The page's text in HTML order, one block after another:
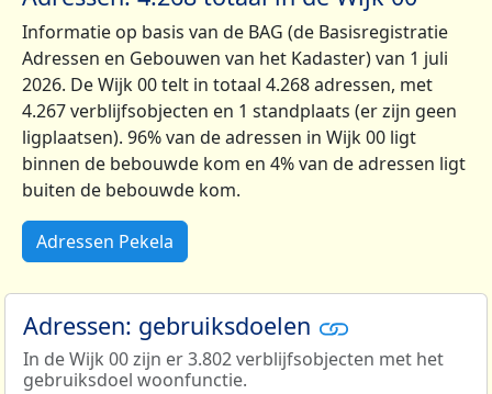
Informatie op basis van de BAG (de Basisregistratie
Adressen en Gebouwen van het Kadaster) van 1 juli
2026. De Wijk 00 telt in totaal 4.268 adressen, met
4.267 verblijfsobjecten en 1 standplaats (er zijn geen
ligplaatsen). 96% van de adressen in Wijk 00 ligt
binnen de bebouwde kom en 4% van de adressen ligt
buiten de bebouwde kom.
Adressen Pekela
Adressen: gebruiksdoelen
In de Wijk 00 zijn er 3.802 verblijfsobjecten met het
gebruiksdoel woonfunctie.